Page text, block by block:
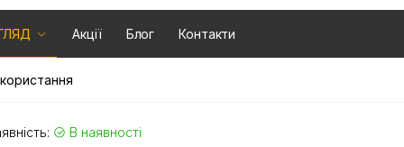
Акції Блог Контакти
В наявності